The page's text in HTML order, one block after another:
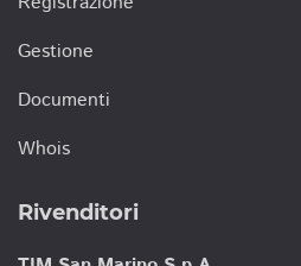
Gestione
Documenti
Whois
Rivenditori